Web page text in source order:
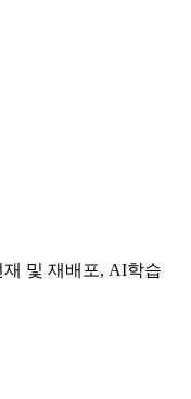
및 재배포, AI학습